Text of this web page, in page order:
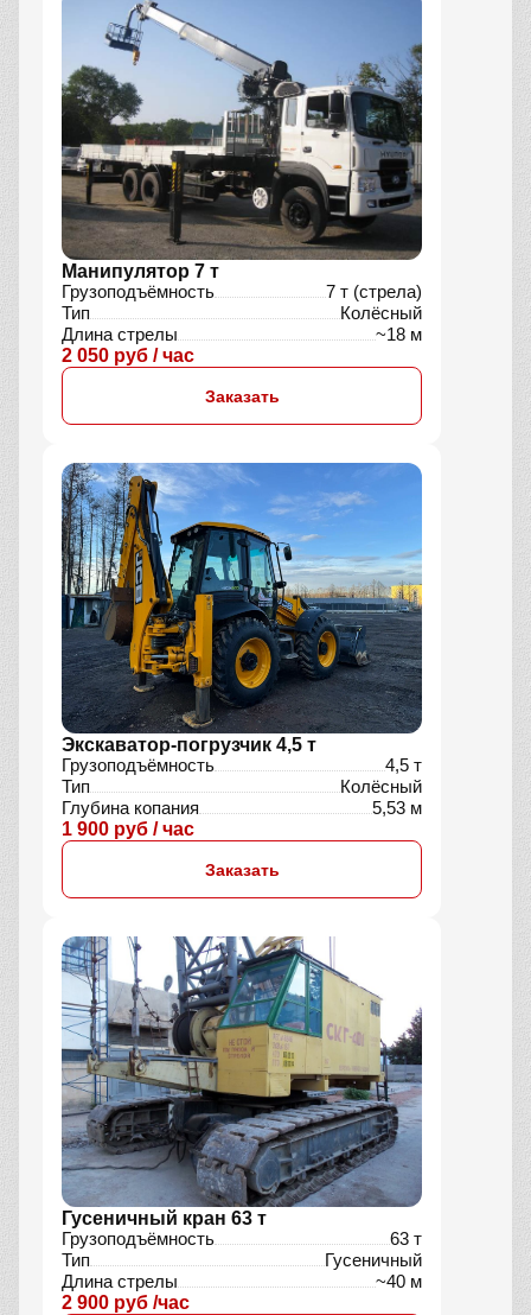
Манипулятор 7 т
Грузоподъёмность
7 т (стрела)
Тип
Колёсный
Длина стрелы
~18 м
2 050 руб / час
Заказать
Экскаватор-погрузчик 4,5 т
Грузоподъёмность
4,5 т
Тип
Колёсный
Глубина копания
5,53 м
1 900 руб / час
Заказать
Гусеничный кран 63 т
Грузоподъёмность
63 т
Тип
Гусеничный
Длина стрелы
~40 м
2 900 руб /час